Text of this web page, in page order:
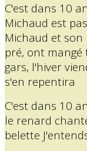
C'est dans 10
Michaud est
Michaud et
pré, ont
gars, l'hiver
s'en repentira
C'est dans 10
le renard
belette